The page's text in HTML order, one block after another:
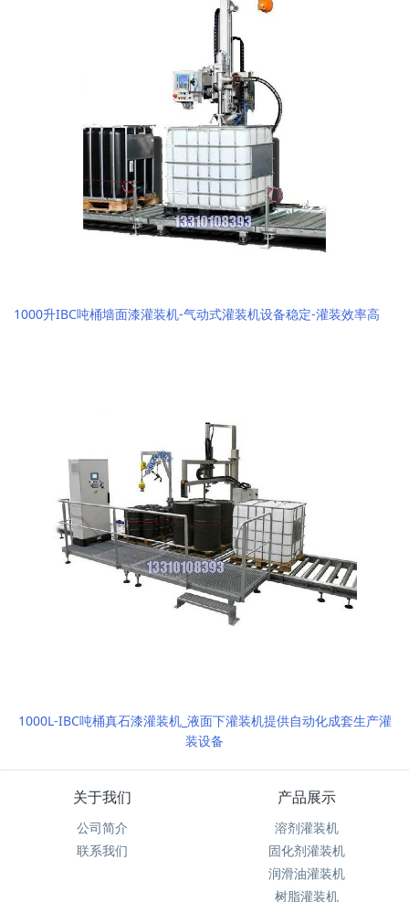
1000升IBC吨桶墙面漆灌装机-气动式灌装机设备稳定-灌装效率高
1000L-IBC吨桶真石漆灌装机_液面下灌装机提供自动化成套生产灌
装设备
关于我们
公司简介
联系我们
产品展示
溶剂灌装机
固化剂灌装机
润滑油灌装机
树脂灌装机